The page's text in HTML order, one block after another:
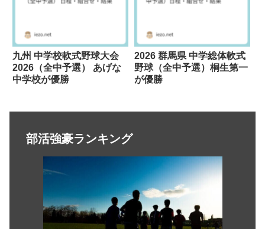
九州 中学校軟式野球大会
2026（全中予選） あげな
中学校が優勝
2026 群馬県 中学総体軟式
野球（全中予選）桐生第一
が優勝
部活強豪ランキング